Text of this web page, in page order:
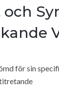
för sin